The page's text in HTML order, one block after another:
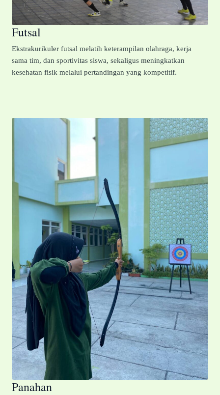
Futsal
Ekstrakurikuler futsal melatih keterampilan olahraga, kerja
sama tim, dan sportivitas siswa, sekaligus meningkatkan
kesehatan fisik melalui pertandingan yang kompetitif.
Panahan